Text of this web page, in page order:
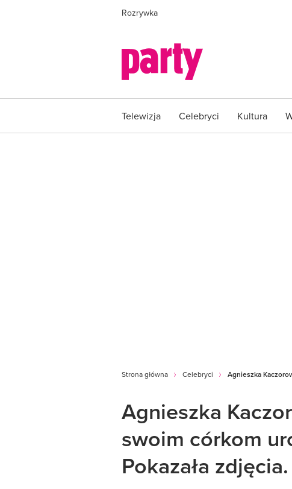
Rozrywka
Telewizja Celebryci Kultura
Strona główna Celebryci Agnieszka
Agnieszka
swoim córkom
Pokazała